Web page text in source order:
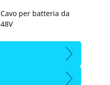
Cavo per batteria da
48V